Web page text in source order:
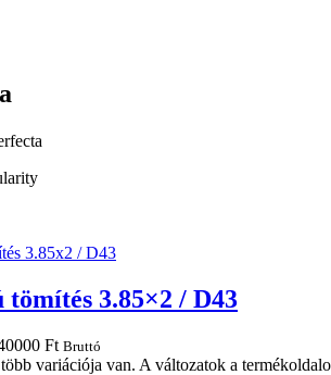
3.85×2 / D43
Ft Bruttó
variációja van. A változatok a